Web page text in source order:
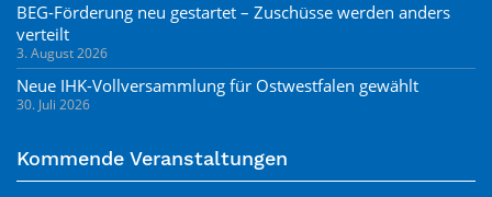
BEG-Förderung neu gestartet – Zuschüsse werden anders
verteilt
3. August 2026
Neue IHK-Vollversammlung für Ostwestfalen gewählt
30. Juli 2026
Kommende Veranstaltungen